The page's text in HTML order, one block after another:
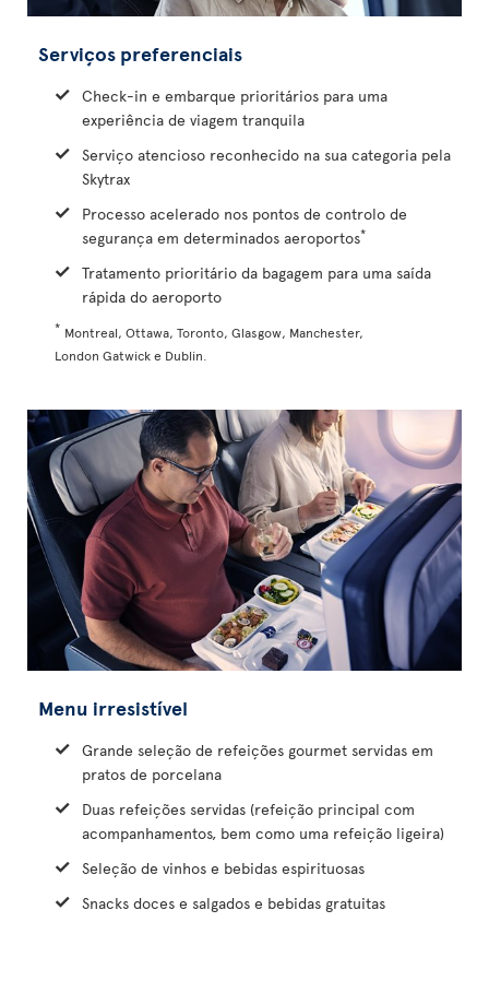
Serviços preferenciais
Check-in e embarque prioritários para uma
experiência de viagem tranquila
Serviço atencioso reconhecido na sua categoria pela
Skytrax
Processo acelerado nos pontos de controlo de
segurança em determinados aeroportos*
Tratamento prioritário da bagagem para uma saída
rápida do aeroporto
* Montreal, Ottawa, Toronto, Glasgow, Manchester,
London Gatwick e Dublin.
Menu irresistível
Grande seleção de refeições gourmet servidas em
pratos de porcelana
Duas refeições servidas (refeição principal com
acompanhamentos, bem como uma refeição ligeira)
Seleção de vinhos e bebidas espirituosas
Snacks doces e salgados e bebidas gratuitas